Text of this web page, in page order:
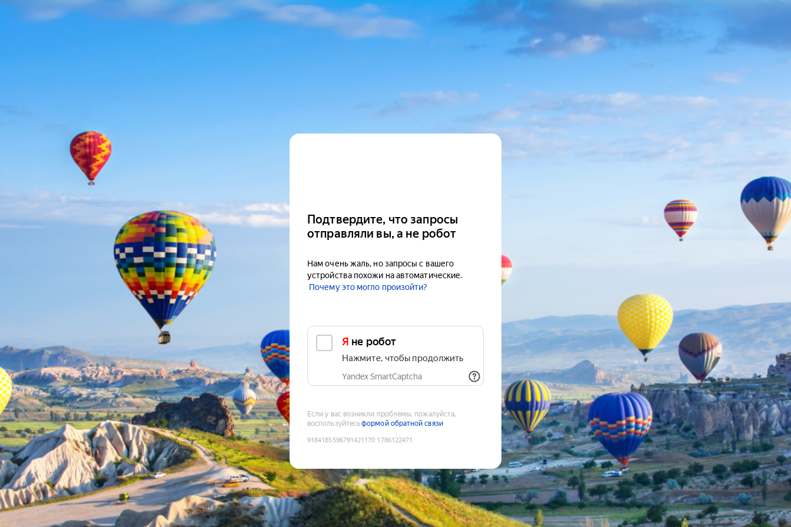
Подтвердите, что запросы
отправляли вы, а не робот
Нам очень жаль, но запросы с вашего
устройства похожи на автоматические.
Почему это могло произойти?
Я не робот
Нажмите, чтобы продолжить
Yandex SmartCaptcha
Если у вас возникли проблемы, пожалуйста,
воспользуйтесьформой обратной связи
9184185596791421170:1786122471